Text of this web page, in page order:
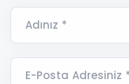
Adınız *
E-Posta Adresiniz *